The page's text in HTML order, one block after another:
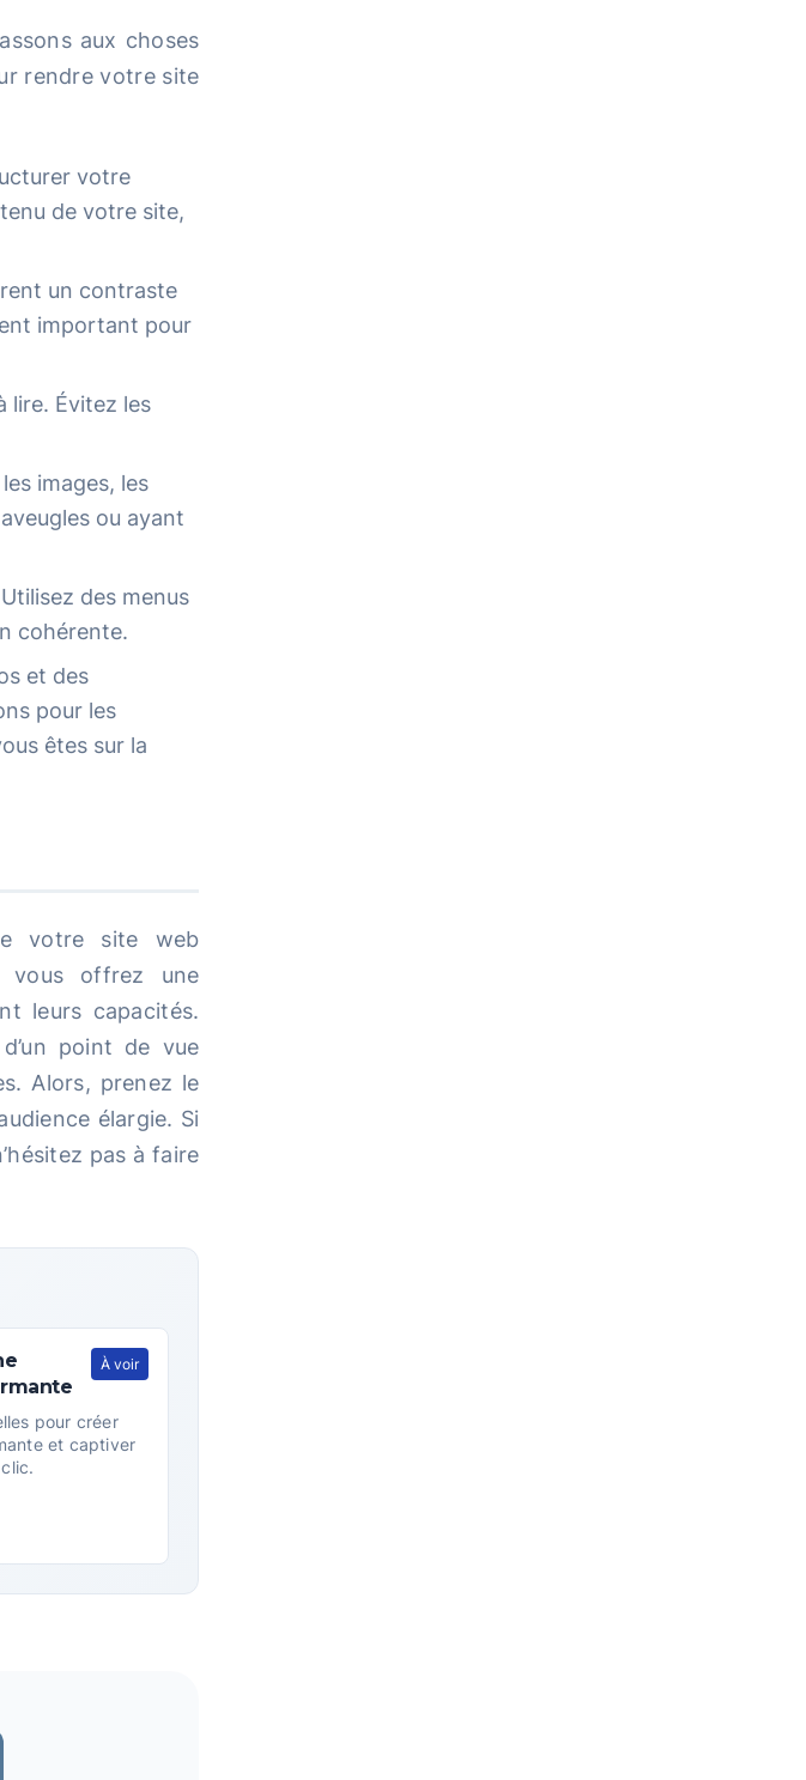
aux choses
rendre votre site
votre
de votre site,
un contraste
important pour
lire. Évitez les
images, les
ou ayant
des menus
cohérente.
et des
pour les
êtes sur la
votre site web
vous offrez une
leurs capacités.
point de vue
Alors, prenez le
élargie. Si
pas à faire
À voir
pour créer
et captiver